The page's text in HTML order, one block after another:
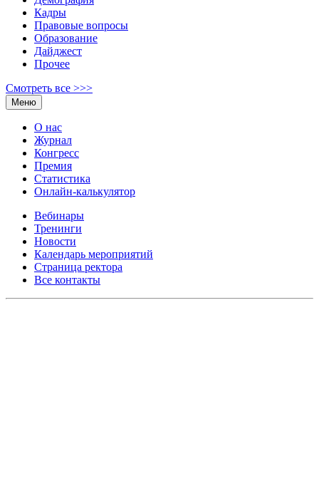
Кадры
Правовые вопросы
Образование
Дайджест
Прочее
Смотреть все >>>
Меню
О нас
Журнал
Конгресс
Премия
Статистика
Онлайн-калькулятор
Вебинары
Тренинги
Новости
Календарь мероприятий
Страница ректора
Все контакты